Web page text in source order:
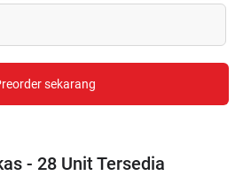
sekarang
- 28 Unit Tersedia